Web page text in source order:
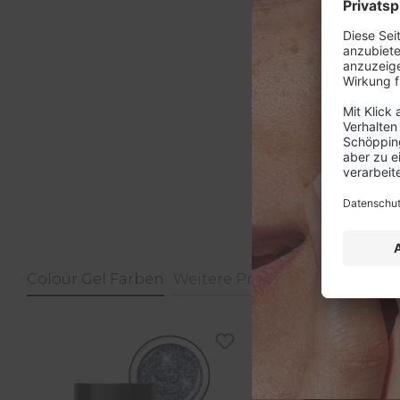
Colour Gel Farben Weitere Produkte
Produktgalerie überspringen